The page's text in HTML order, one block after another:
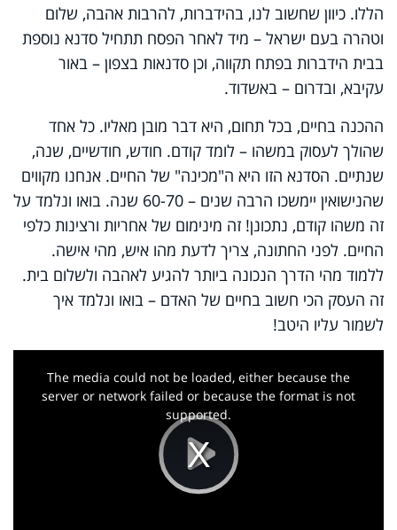
הללו. כיוון שחשוב לנו, בהידברות, להרבות אהבה, שלום
וטהרה בעם ישראל – מיד לאחר הפסח תתחיל סדנא נוספת
בבית הידברות בפתח תקווה, וכן סדנאות בצפון – באור
עקיבא, ובדרום – באשדוד.
ההכנה בחיים, בכל תחום, היא דבר מובן מאליו. כל אחד
שהולך לעסוק במשהו – לומד קודם. חודש, חודשיים, שנה,
שנתיים. הסדנא הזו היא ה"מכינה" של החיים. אנחנו מקווים
שהנישואין יימשכו הרבה שנים – 60-70 שנה. בואו ונלמד על
זה משהו קודם, נתכונן! זה מינימום של אחריות ורצינות כלפי
החיים. לפני החתונה, צריך לדעת מהו איש, מהי אישה.
ללמוד מהי הדרך הנכונה ביותר להגיע לאהבה ולשלום בית.
זה העסק הכי חשוב בחיים של האדם – בואו ונלמד איך
לשמור עליו היטב!
Play
The media could not be loaded, either because the
server or network failed or because the format is not
supported.